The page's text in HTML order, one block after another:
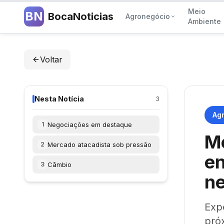
BN BocaNoticias Agronegócio
Meio
Ambiente
Voltar
Nesta Notícia 3
1 Negociações em destaque
2 Mercado atacadista sob pressão
3 Câmbio